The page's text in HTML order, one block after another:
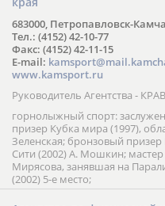
683000, Петропавловск-
Тел.: (4152) 42-10-77
Факс: (4152) 42-11-15
E-mail:
www.kamsport.ru
Руководитель Агентства -
горнолыжный спорт:
призер Кубка мира (1997),
Зеленская; бронзовый
Сити (2002) А. Мошкин;
Мирясова, занявшая на
(2002) 5-е место;